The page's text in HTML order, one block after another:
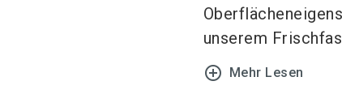
unserem
add_circle_outline Mehr Lesen